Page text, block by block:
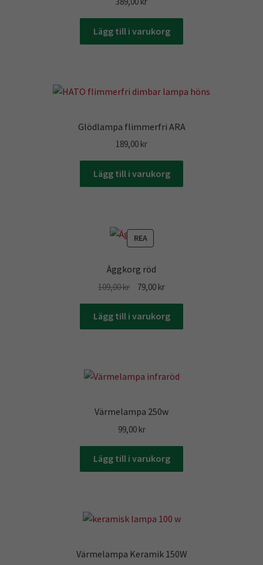
Lägg till i varukorg
Glödlampa flimmerfri ARA
189,00 kr
Lägg till i varukorg
REAPRODUKTER
PÅ
Äggkorg röd
109,00kr
Det
priset
var:
79,00 krDet
priset
är:
Lägg till i varukorg
Värmelampa 250w
99,00 kr
Lägg till i varukorg
Värmelampa Keramik 150W